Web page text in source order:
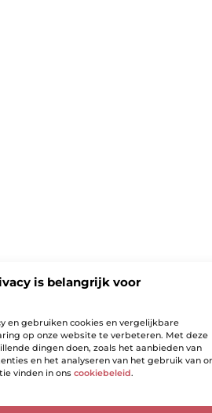
is belangrijk voor
en gebruiken cookies en vergelijkbare
op onze website te verbeteren. Met deze
dingen doen, zoals het aanbieden van
en het analyseren van het gebruik van
vinden in ons cookiebeleid.